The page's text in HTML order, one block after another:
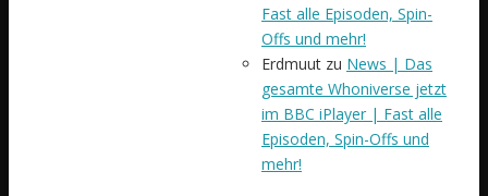
Fast alle Episoden, Spin-
Offs und mehr!
Erdmuut zu News | Das
gesamte Whoniverse jetzt
im BBC iPlayer | Fast alle
Episoden, Spin-Offs und
mehr!